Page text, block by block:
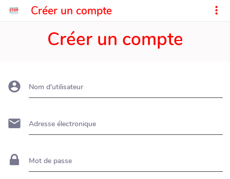
Créer un compte
Créer un compte
Nom d'utilisateur
Adresse électronique
Mot de passe